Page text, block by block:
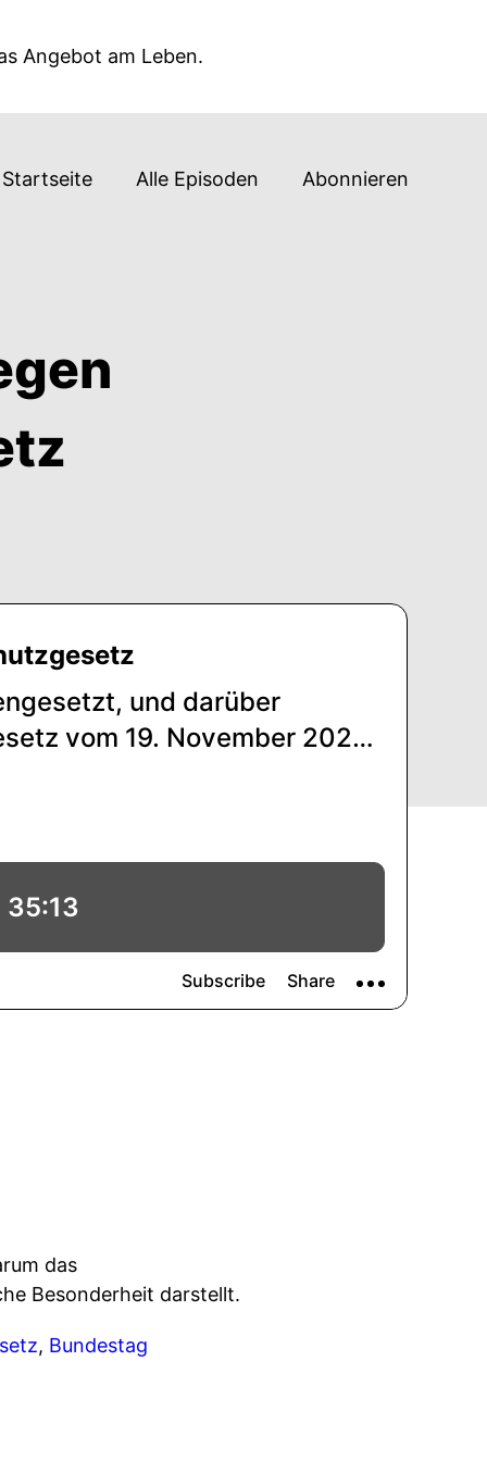
Angebot am Leben.
Startseite Alle Episoden Abonnieren
das
Besonderheit darstellt.
, Bundestag